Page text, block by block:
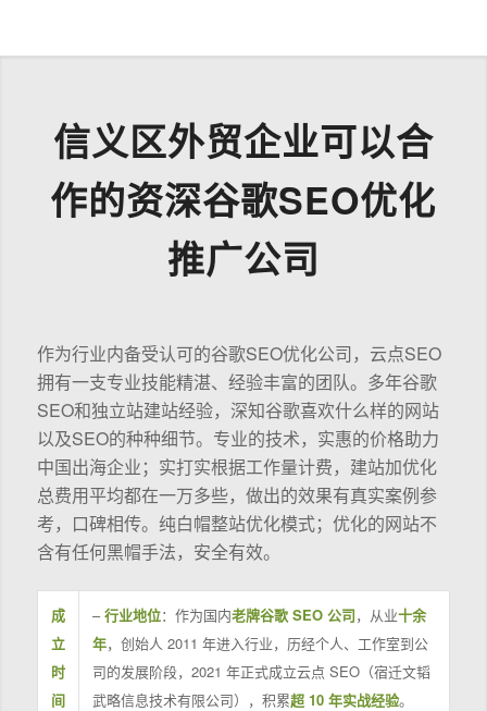
信义区外贸企业可以合
作的资深谷歌SEO优化
推广公司
作为行业内备受认可的谷歌SEO优化公司，云点SEO
拥有一支专业技能精湛、经验丰富的团队。多年谷歌
SEO和独立站建站经验，深知谷歌喜欢什么样的网站
以及SEO的种种细节。专业的技术，实惠的价格助力
中国出海企业；实打实根据工作量计费，建站加优化
总费用平均都在一万多些，做出的效果有真实案例参
考，口碑相传。纯白帽整站优化模式；优化的网站不
含有任何黑帽手法，安全有效。
成
立
时
间
–行业地位：作为国内老牌谷歌 SEO 公司，从业十余
年，创始人 2011 年进入行业，历经个人、工作室到公
司的发展阶段，2021 年正式成立云点 SEO（宿迁文韬
武略信息技术有限公司），积累超 10 年实战经验。